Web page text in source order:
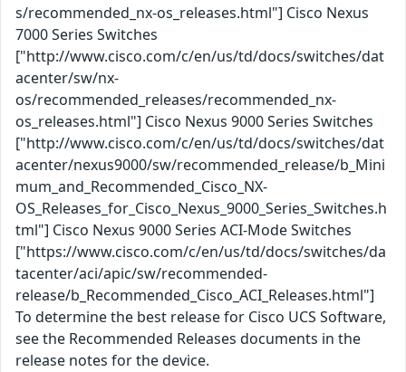
s/recommended_nx-os_releases.html"] Cisco Nexus
7000 Series Switches
["http://www.cisco.com/c/en/us/td/docs/switches/dat
acenter/sw/nx-
os/recommended_releases/recommended_nx-
os_releases.html"] Cisco Nexus 9000 Series Switches
["http://www.cisco.com/c/en/us/td/docs/switches/dat
acenter/nexus9000/sw/recommended_release/b_Mini
mum_and_Recommended_Cisco_NX-
OS_Releases_for_Cisco_Nexus_9000_Series_Switches.h
tml"] Cisco Nexus 9000 Series ACI-Mode Switches
["https://www.cisco.com/c/en/us/td/docs/switches/da
tacenter/aci/apic/sw/recommended-
release/b_Recommended_Cisco_ACI_Releases.html"]
To determine the best release for Cisco UCS Software,
see the Recommended Releases documents in the
release notes for the device.